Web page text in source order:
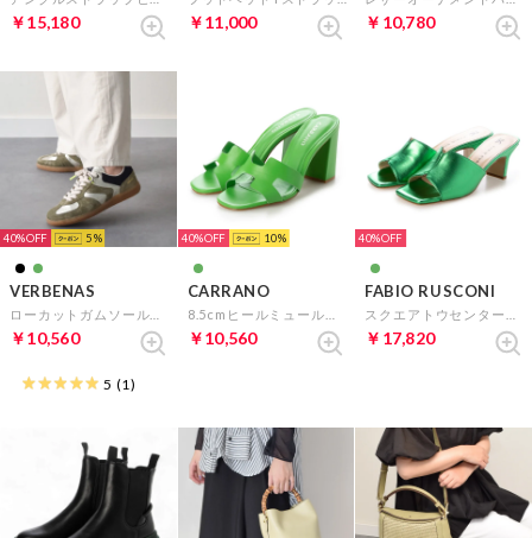
￥15,180 ￥11,000 ￥10,780
40% 5
VERBENAS
￥10,560
5 (1)
40% 10
CARRANO
￥10,560
40%
FABIO RUSCONI
￥17,820